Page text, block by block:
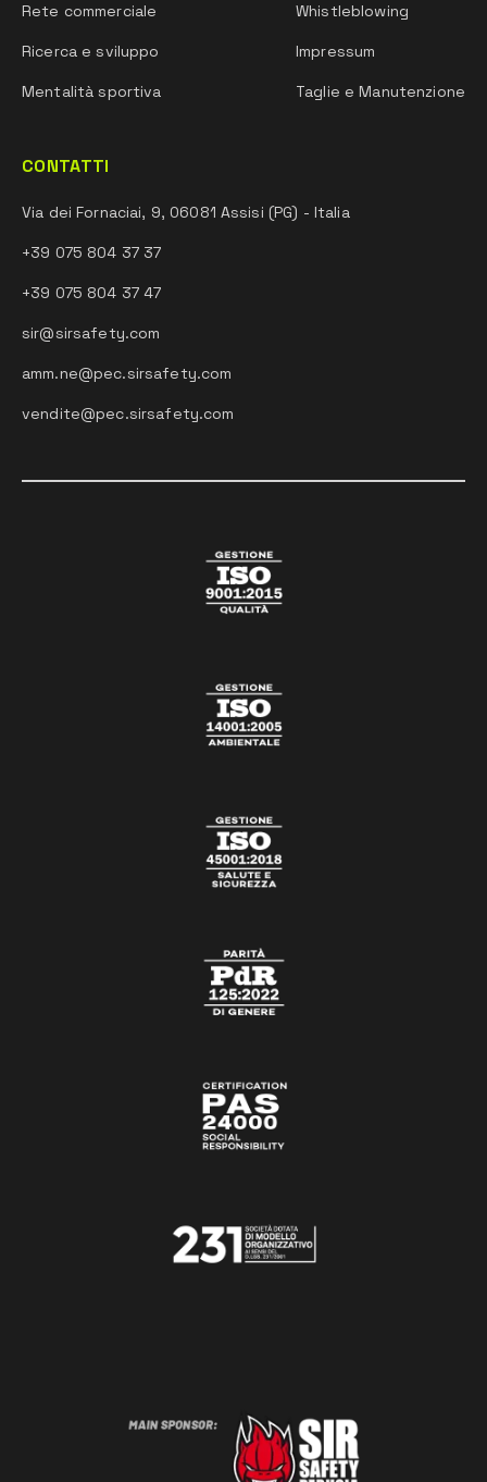
Rete commerciale
Ricerca e sviluppo
Mentalità sportiva
Whistleblowing
Impressum
Taglie e Manutenzione
CONTATTI
Via dei Fornaciai, 9, 06081 Assisi (PG) - Italia
+39 075 804 37 37
+39 075 804 37 47
sir@sirsafety.com
amm.ne@pec.sirsafety.com
vendite@pec.sirsafety.com